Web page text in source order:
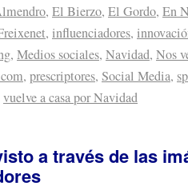
, El Bierzo, El Gordo, En
, influenciadores,
, Medios sociales, Navidad, Nos
, prescriptores, Social Media,
vuelve a casa por Navidad
a través de las